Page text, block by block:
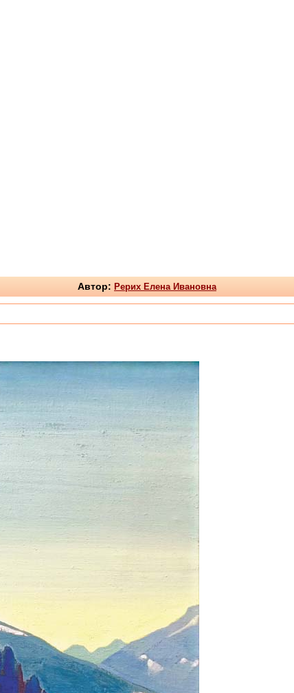
Автор: Рерих Елена Ивановна